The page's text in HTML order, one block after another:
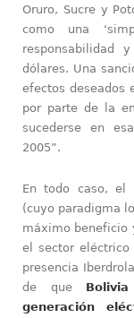
Oruro, Sucre y
como una
responsabilidad
dólares. Una
efectos deseados
por parte de la
sucederse en
2005”.
En todo caso, el
(cuyo paradigma
máximo beneficio
el sector eléctrico
presencia
de que
generación